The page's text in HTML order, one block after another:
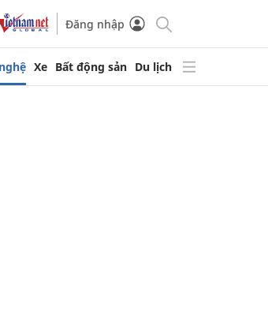
Đăng nhập
Xe Bất động sản Du lịch